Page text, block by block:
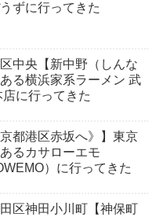
ずに行ってきた
中央【新中野（しんな
る横浜家系ラーメン 武
に行ってきた
京都港区赤坂へ》】東京
るカサローエモ
）に行ってきた
区神田小川町【神保町